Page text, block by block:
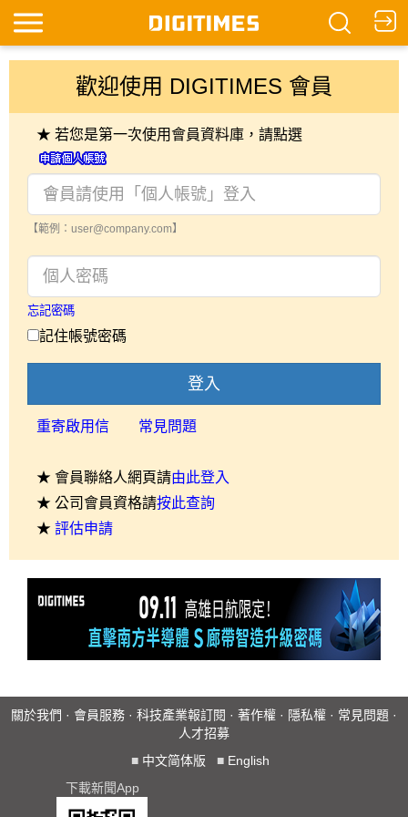
歡迎使用 DIGITIMES 會員
★ 若您是第一次使用會員資料庫，請點選
【範例：user@company.com】
忘記密碼
記住帳號密碼
登入
重寄啟用信 常見問題
★ 會員聯絡人網頁請由此登入
★ 公司會員資格請按此查詢
★ 評估申請
關於我們 · 會員服務 · 科技產業報訂閱 · 著作權 · 隱私權 · 常見問題 ·
人才招募
■ 中文简体版 ■ English
下載新聞App